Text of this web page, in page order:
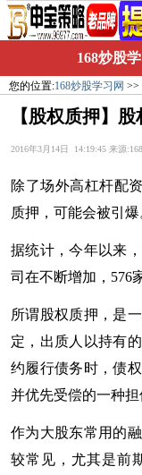
168炒股
您的位置:168炒股学习网 >>
【股权质押】
2016年3月14日 14:19:45 来源
除了场外高杠杆配
质押，可能会被引爆
据统计，今年以来
司在不断增加，576
所谓股权质押，是
定，出质人以持有
约履行债务时，债
并优先受偿的一种担
作为大股东常用的
较常见，尤其是前